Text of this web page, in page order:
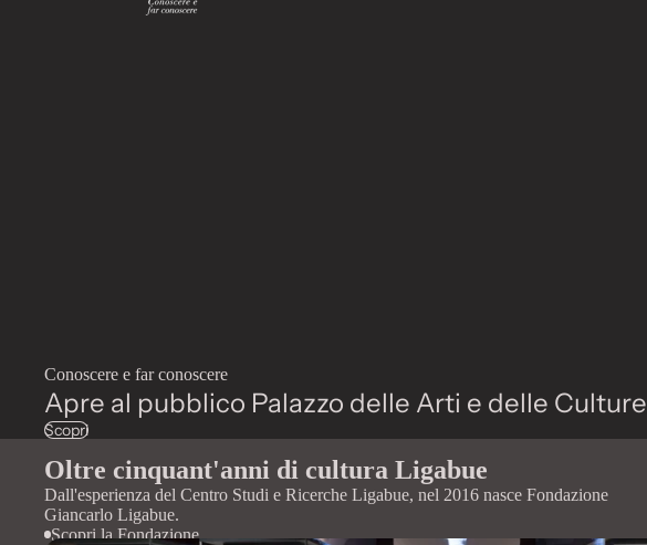
Conoscere e far conoscere
Apre al pubblico Palazzo delle Arti e delle Culture
Scopri
Oltre cinquant'anni di cultura Ligabue
Dall'esperienza del Centro Studi e Ricerche Ligabue, nel 2016 nasce Fondazione
Giancarlo Ligabue.
Scopri la Fondazione